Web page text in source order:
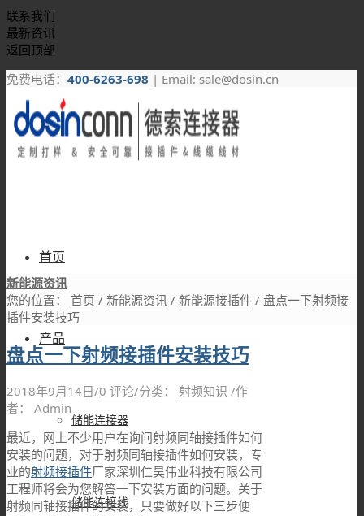
联系我们
最新资讯
返回顶部
免费电话： 400-6263-698 | Email: sale@dosin.cn
首页
产品
储能连接器
储能连接线
新能源资讯
您的位置：
首页 / 新能源资讯 / 新能源接插件 / 盘点一下射频接
插件安装技巧
盘点一下射频接插件安装技巧
2018年9月14日/0 评论/分类： 射频知识 /作
者： Admin
最近，网上不少用户在询问射频同轴接插件如何
安装的问题，对于射频同轴接插件如何安装，专
业的射频接插件厂家深圳仁昊伟业科技有限公司
工程师将会为您解答一下安装方面的问题。关于
射频同轴接插件的安装，只要做好以下三步便